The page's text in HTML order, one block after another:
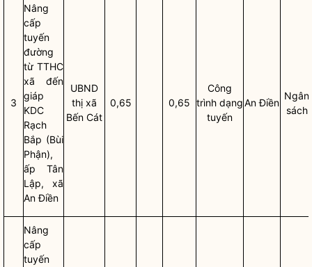
3
Nâng
cấp
tuyến
đường
từ TTHC
xã đến
giáp
KDC
Rạch
Bắp (Bùi
Phận),
ấp Tân
Lập, xã
An Điền
UBND
thị xã
Bến Cát
0,65 0,65
Công
trình dạng
tuyến
An Điền
Ngân
sách
Nâng
cấp
tuyến